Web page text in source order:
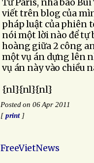
Từ Paris, nhà báo
viết trên blog của
pháp luật của phiên
nói một lời nào để tự
hoàng giữa 2 công
một vụ án dựng lên
vụ án này vào chiều
{nl}{nl}{nl}
Posted on 06 Apr 2011
[print]
FreeVietNews